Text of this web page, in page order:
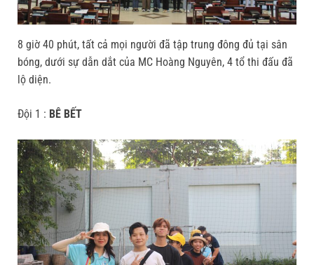
8 giờ 40 phút, tất cả mọi người đã tập trung đông đủ tại sân
bóng, dưới sự dẫn dắt của MC Hoàng Nguyên, 4 tổ thi đấu đã
lộ diện.
Đội 1 : BÊ BẾT